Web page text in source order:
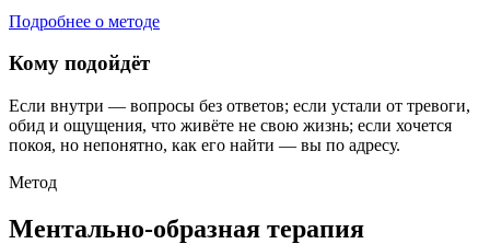
Подробнее о методе
Кому подойдёт
Если внутри — вопросы без ответов; если устали от тревоги,
обид и ощущения, что живёте не свою жизнь; если хочется
покоя, но непонятно, как его найти — вы по адресу.
Метод
Ментально-образная терапия